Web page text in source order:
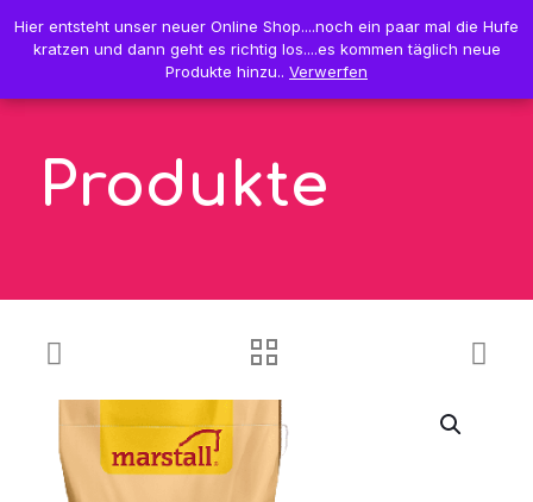
0 0,00 €
Produkte
Hier entsteht unser neuer Online Shop....noch ein paar mal die Hufe
kratzen und dann geht es richtig los....es kommen täglich neue
Produkte hinzu.. Verwerfen
Hier entsteht unser neuer Online Shop....noch ein paar mal die Hufe
kratzen und dann geht es richtig los....es kommen täglich neue
Produkte hinzu.. Verwerfen